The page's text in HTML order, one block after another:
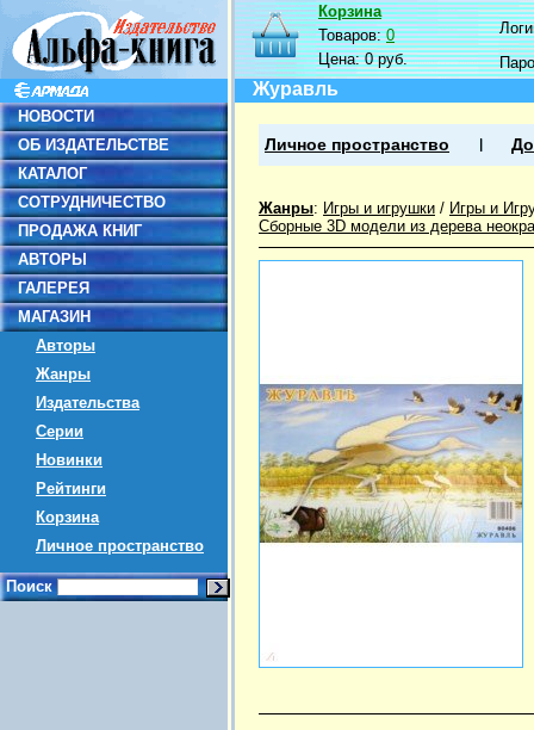
НОВОСТИ
ОБ ИЗДАТЕЛЬСТВЕ
КАТАЛОГ
СОТРУДНИЧЕСТВО
ПРОДАЖА КНИГ
АВТОРЫ
ГАЛЕРЕЯ
МАГАЗИН
Авторы
Жанры
Издательства
Серии
Новинки
Рейтинги
Корзина
Личное пространство
Поиск
Корзина
Товаров:0
Цена:0 руб.
Журавль
Личное пространство
Жанры: Игры и игрушки / Игры и
Сборные 3D модели из дерева